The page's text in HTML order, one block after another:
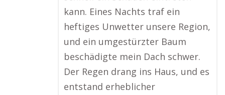
kann. Eines Nachts traf ein
heftiges Unwetter unsere Region,
und ein umgestürzter Baum
beschädigte mein Dach schwer.
Der Regen drang ins Haus, und es
entstand erheblicher